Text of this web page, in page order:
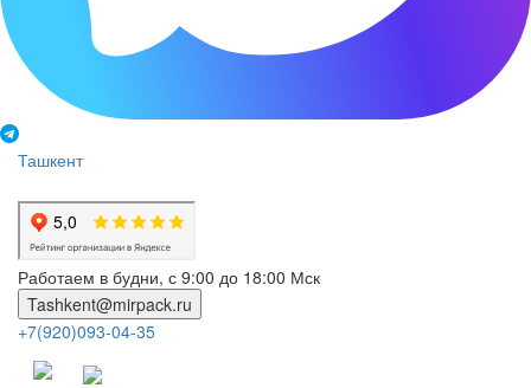
Ташкент
Работаем в будни, с 9:00 до 18:00 Мск
Tashkent@mirpack.ru
+7(920)093-04-35